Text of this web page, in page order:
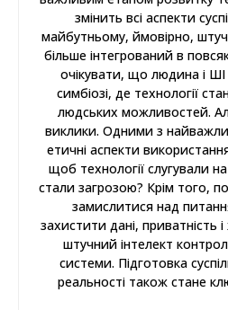
змінить всі аспекти
майбутньому, ймовірно,
більше інтегрований в
очікувати, що людина і ШІ
симбіозі, де технології
людських можливостей.
виклики. Одними з
етичні аспекти
щоб технології слугували
стали загрозою? Крім того,
замислитися над
захистити дані, приватність
штучний інтелект
системи. Підготовка
реальності також стане